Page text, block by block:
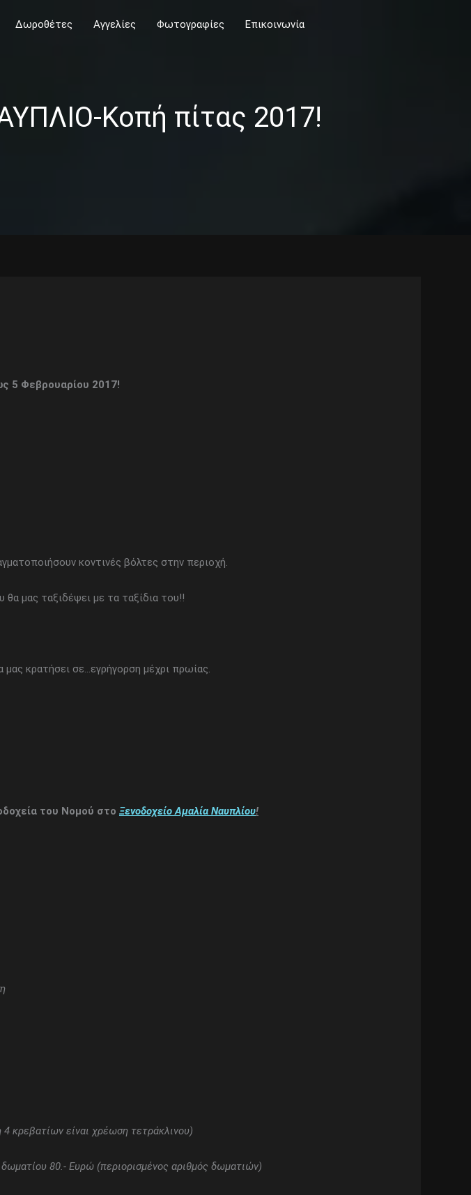
Δωροθέτες Αγγελίες Φωτογραφίες Επικοινωνία
Κοπή πίτας 2017!
5 Φεβρουαρίου 2017!
κοντινές βόλτες στην περιοχή.
θα μας ταξιδέψει με τα ταξίδια του!!
κρατήσει σε…εγρήγορση μέχρι πρωίας.
του Νομού στο Ξενοδοχείο Αμαλία Ναυπλίου!
κρεβατίων είναι χρέωση τετράκλινου)
80.- Ευρώ (περιορισμένος αριθμός δωματιών)